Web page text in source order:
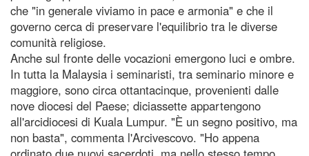
che "in generale viviamo in pace e armonia" e che il
governo cerca di preservare l'equilibrio tra le diverse
comunità religiose.
Anche sul fronte delle vocazioni emergono luci e ombre.
In tutta la Malaysia i seminaristi, tra seminario minore e
maggiore, sono circa ottantacinque, provenienti dalle
nove diocesi del Paese; diciassette appartengono
all'arcidiocesi di Kuala Lumpur. "È un segno positivo, ma
non basta", commenta l'Arcivescovo. "Ho appena